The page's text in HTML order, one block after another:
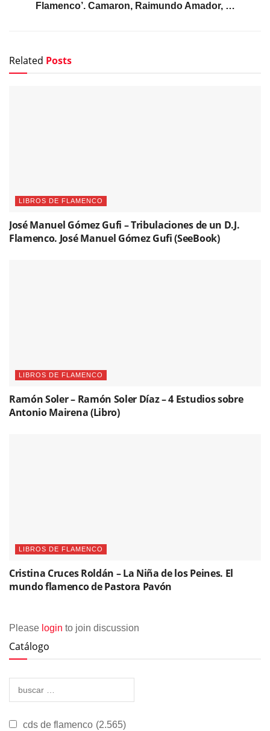
Flamenco’. Camaron, Raimundo Amador, …
Related Posts
LIBROS DE FLAMENCO
José Manuel Gómez Gufi – Tribulaciones de un D.J.
Flamenco. José Manuel Gómez Gufi (SeeBook)
LIBROS DE FLAMENCO
Ramón Soler – Ramón Soler Díaz – 4 Estudios sobre
Antonio Mairena (Libro)
LIBROS DE FLAMENCO
Cristina Cruces Roldán – La Niña de los Peines. El
mundo flamenco de Pastora Pavón
Please login to join discussion
Catálogo
cds de flamenco (2.565)